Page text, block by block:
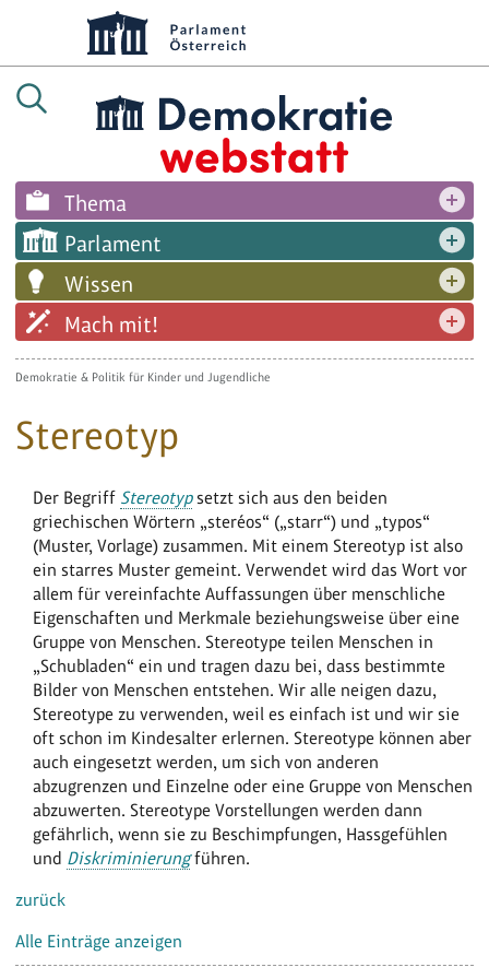
Thema
Parlament
Wissen
Mach mit!
Demokratie & Politik für Kinder und Jugendliche
Stereotyp
Der Begriff Stereotypsetzt sich aus den beiden
griechischen Wörtern „steréos“ („starr“) und „typos“
(Muster, Vorlage) zusammen. Mit einem Stereotyp ist also
ein starres Muster gemeint. Verwendet wird das Wort vor
allem für vereinfachte Auffassungen über menschliche
Eigenschaften und Merkmale beziehungsweise über eine
Gruppe von Menschen. Stereotype teilen Menschen in
„Schubladen“ ein und tragen dazu bei, dass bestimmte
Bilder von Menschen entstehen. Wir alle neigen dazu,
Stereotype zu verwenden, weil es einfach ist und wir sie
oft schon im Kindesalter erlernen. Stereotype können aber
auch eingesetzt werden, um sich von anderen
abzugrenzen und Einzelne oder eine Gruppe von Menschen
abzuwerten. Stereotype Vorstellungen werden dann
gefährlich, wenn sie zu Beschimpfungen, Hassgefühlen
und Diskriminierungführen.
zurück
Alle Einträge anzeigen